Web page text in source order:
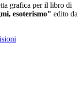
grafica per il libro di
esoterismo" edito da